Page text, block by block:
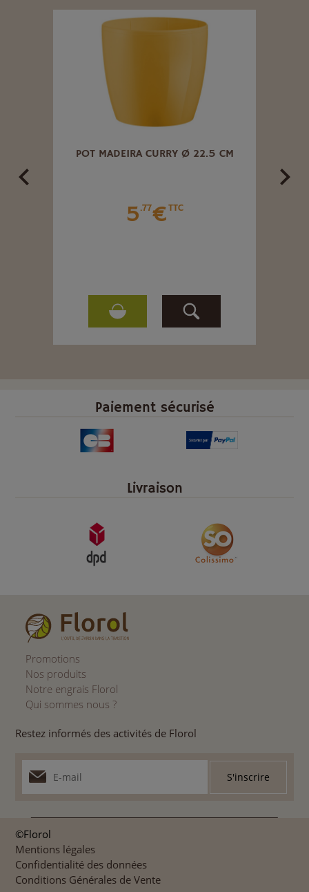
POT MADEIRA CURRY Ø 22.5 CM
5.77€TTC
Paiement sécurisé
Livraison
Promotions
Nos produits
Notre engrais Florol
Qui sommes nous ?
Restez informés des activités de Florol
©Florol
Mentions légales
Confidentialité des données
Conditions Générales de Vente